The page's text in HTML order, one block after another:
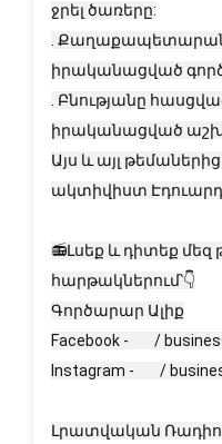
ջրել ծառերը:
. Քաղաքապետարանը
իրականացված
. Բնությանը
իրականացված
Այս և այլ թեմաներից
ակտիվիստ Էդուարդ
📻Լսեք և դիտեք
հարթակներում՝👇
Գործարար Ալիք
Facebook -
/
Instagram -
/
Լրատվական Ռադիո